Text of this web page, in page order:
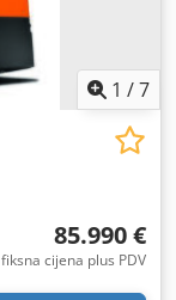
1 /7
85.990 €
fiksna cijena plus PDV